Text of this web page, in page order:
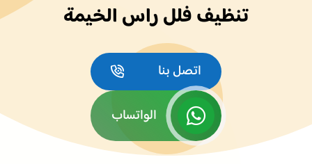
تنظيف فلل راس الخيمة
اتصل بنا
الواتساب